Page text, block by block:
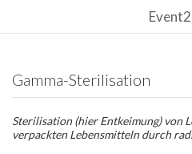
Gamma-Sterilisation
Sterilisation (hier Entkeimung) von
verpackten Lebensmitteln durch